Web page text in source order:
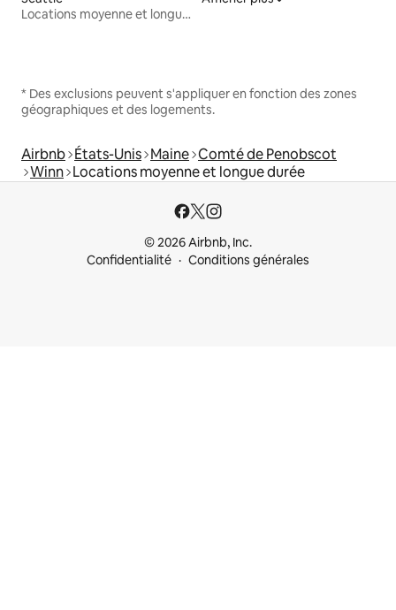
Locations moyenne et longue durée
* Des exclusions peuvent s'appliquer en fonction des zones
géographiques et des logements.
Airbnb États-Unis Maine Comté de Penobscot
Winn Locations moyenne et longue durée
© 2026 Airbnb, Inc.
Confidentialité
Conditions générales